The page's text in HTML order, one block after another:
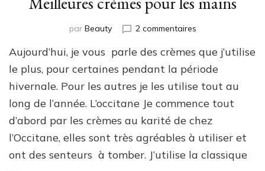
par Beauty 2 commentairessur
crèmes
pour
mains
Aujourd’hui, je vous parle des crèmes que j’utilise
le plus, pour certaines pendant la période
hivernale. Pour les autres je les utilise tout au
long de l’année. L’occitane Je commence tout
d’abord par les crèmes au karité de chez
l’Occitane, elles sont très agréables à utiliser et
ont des senteurs à tomber. J’utilise la classique